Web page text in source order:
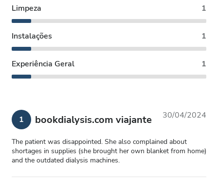
Limpeza 1
Instalações 1
Experiência Geral 1
1 bookdialysis.com viajante 30/04/2024
The patient was disappointed. She also complained about
shortages in supplies (she brought her own blanket from home)
and the outdated dialysis machines.